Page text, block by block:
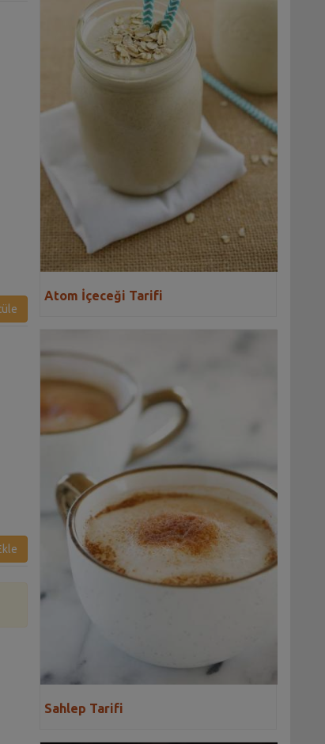
Atom İçeceği Tarifi
Sahlep Tarifi